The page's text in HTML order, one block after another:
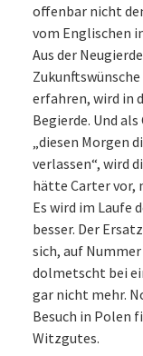
offenbar nicht
vom Englischen
Aus der
erfahren, wird in
Begierde. Und
„diesen Morgen
verlassen“, wird
hätte Carter vor,
Es wird im Laufe
besser. Der
sich, auf
dolmetscht bei
gar nicht mehr.
Besuch in Polen
Witzgutes.